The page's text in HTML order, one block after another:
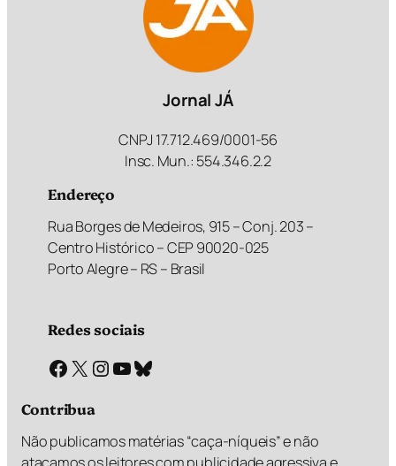
Jornal JÁ
CNPJ 17.712.469/0001-56
Insc. Mun.: 554.346.2.2
Endereço
Rua Borges de Medeiros, 915 – Conj. 203 –
Centro Histórico – CEP 90020-025
Porto Alegre – RS – Brasil
Redes sociais
Facebook X Instagram Youtube Bluesky
Contribua
Não publicamos matérias “caça-níqueis” e não